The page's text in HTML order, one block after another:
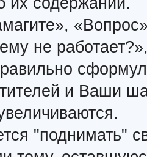
не
и Ваши
"поднимать"